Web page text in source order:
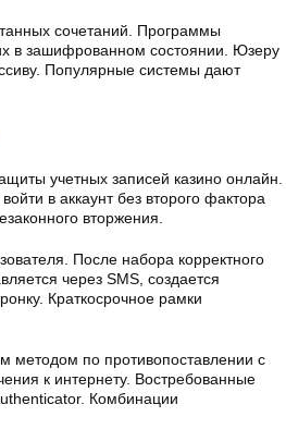
сочетаний. Программы
в зашифрованном состоянии. Юзеру
Популярные системы дают
учетных записей казино онлайн.
в аккаунт без второго фактора
вторжения.
После набора корректного
через SMS, создается
Краткосрочное рамки
методом по противопоставлении с
к интернету. Востребованные
Комбинации